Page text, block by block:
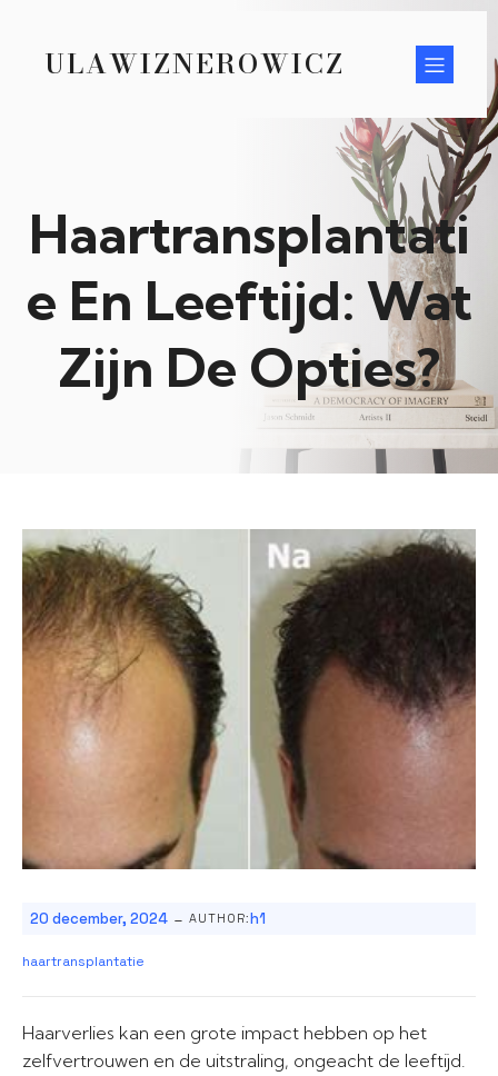
ULAWIZNEROWICZ
Haartransplantati
e En Leeftijd: Wat
Zijn De Opties?
20 december, 2024 - AUTHOR:h1
haartransplantatie
Haarverlies kan een grote impact hebben op het
zelfvertrouwen en de uitstraling, ongeacht de leeftijd.